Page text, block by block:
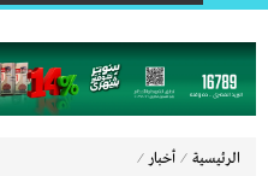
الرئيسية ⁄ أخبار ⁄